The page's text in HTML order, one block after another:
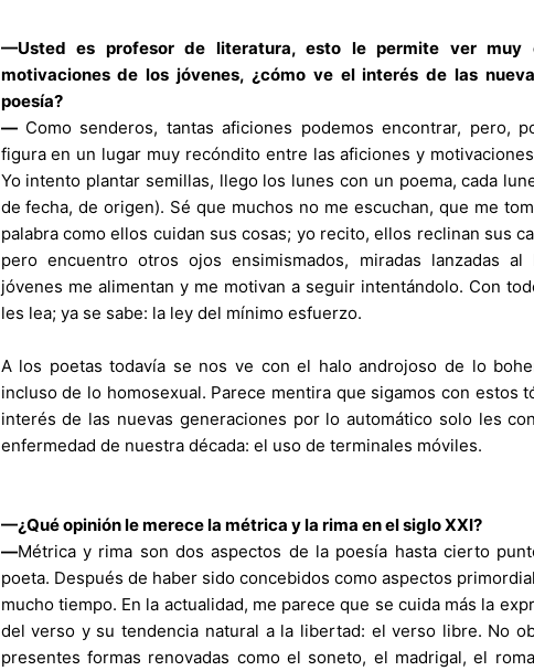
—Usted es profesor de literatura, esto le permite ver muy
motivaciones de los jóvenes, ¿cómo ve el interés de las
poesía?
—Como senderos, tantas aficiones podemos encontrar, pero,
figura en un lugar muy recóndito entre las aficiones y
Yo intento plantar semillas, llego los lunes con un poema, cada
de fecha, de origen). Sé que muchos no me escuchan, que me
palabra como ellos cuidan sus cosas; yo recito, ellos reclinan sus
pero encuentro otros ojos ensimismados, miradas lanzadas al
jóvenes me alimentan y me motivan a seguir intentándolo. Con
les lea; ya se sabe: la ley del mínimo esfuerzo.
A los poetas todavía se nos ve con el halo androjoso de lo
incluso de lo homosexual. Parece mentira que sigamos con estos
interés de las nuevas generaciones por lo automático solo les
enfermedad de nuestra década: el uso de terminales móviles.
—¿Qué opinión le merece la métrica y la rima en el siglo XXI?
—Métrica y rima son dos aspectos de la poesía hasta cierto
poeta. Después de haber sido concebidos como aspectos
mucho tiempo. En la actualidad, me parece que se cuida más la
del verso y su tendencia natural a la libertad: el verso libre. No
presentes formas renovadas como el soneto, el madrigal, el